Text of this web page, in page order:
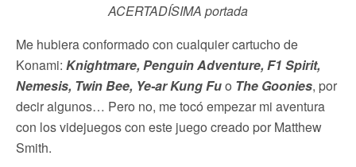
ACERTADÍSIMA portada
Me hubiera conformado con cualquier cartucho de
Konami: Knightmare, Penguin Adventure, F1 Spirit,
Nemesis, Twin Bee, Ye-ar Kung Fuo The Goonies, por
decir algunos… Pero no, me tocó empezar mi aventura
con los videjuegos con este juego creado por Matthew
Smith.